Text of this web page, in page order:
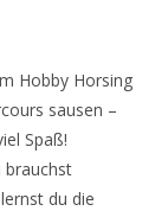
Hobby Horsing
sausen –
Spaß!
brauchst
du die